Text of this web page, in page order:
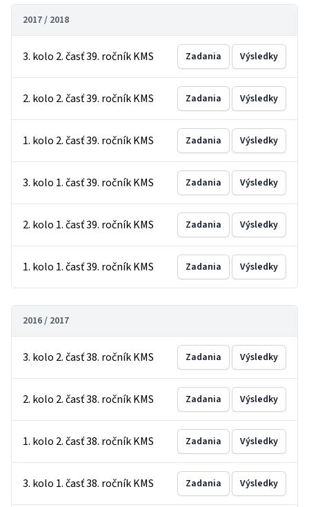
2017 / 2018
3. kolo 2. časť 39. ročník KMS Zadania Výsledky
2. kolo 2. časť 39. ročník KMS Zadania Výsledky
1. kolo 2. časť 39. ročník KMS Zadania Výsledky
3. kolo 1. časť 39. ročník KMS Zadania Výsledky
2. kolo 1. časť 39. ročník KMS Zadania Výsledky
1. kolo 1. časť 39. ročník KMS Zadania Výsledky
2016 / 2017
3. kolo 2. časť 38. ročník KMS Zadania Výsledky
2. kolo 2. časť 38. ročník KMS Zadania Výsledky
1. kolo 2. časť 38. ročník KMS Zadania Výsledky
3. kolo 1. časť 38. ročník KMS Zadania Výsledky